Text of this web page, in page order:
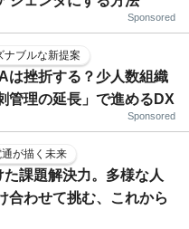
Sponsored
ナブルな新提案
は挫折する？少人数組織
管理の延長」で進めるDX
Sponsored
が描く未来
課題解決力。多様な人
合わせて挑む、これから